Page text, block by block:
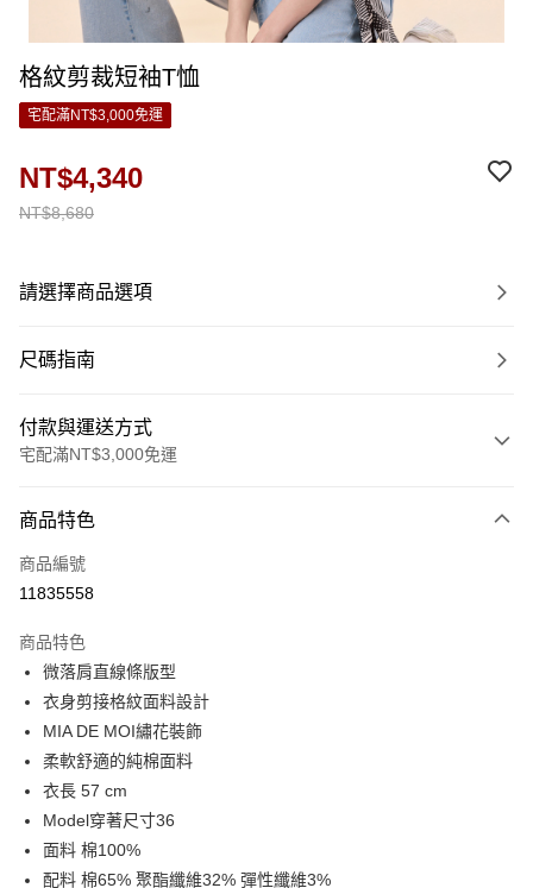
格紋剪裁短袖T恤
宅配滿NT$3,000免運
NT$8,680
NT$4,340
請選擇商品選項
尺碼指南
付款與運送方式
宅配滿NT$3,000免運
信用卡一次付款
LINE Pay
街口支付
悠遊付
Google Pay
全盈+PAY
AFTEE先享後付
相關說明
商品特色
商品編號
11835558
商品特色
微落肩直線條版型
衣身剪接格紋面料設計
MIA DE MOI繡花裝飾
柔軟舒適的純棉面料
衣長 57 cm
Model穿著尺寸36
面料 棉100%
配料 棉65% 聚酯纖維32% 彈性纖維3%